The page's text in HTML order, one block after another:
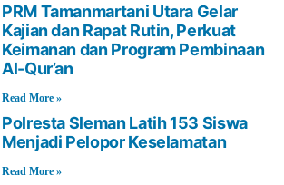
PRM Tamanmartani Utara Gelar
Kajian dan Rapat Rutin, Perkuat
Keimanan dan Program Pembinaan
Al-Qur’an
Read More »
Polresta Sleman Latih 153 Siswa
Menjadi Pelopor Keselamatan
Read More »